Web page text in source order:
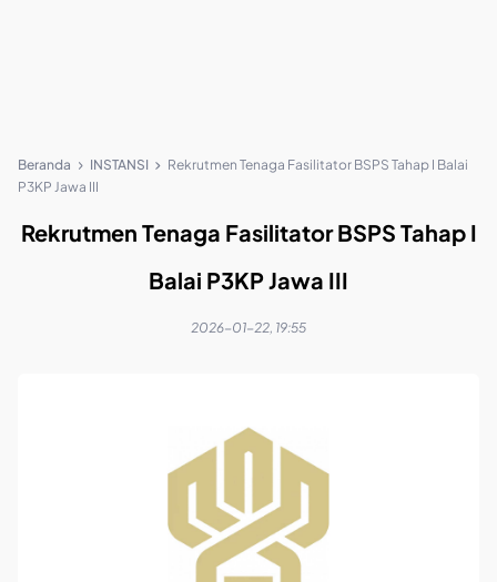
Beranda INSTANSI
Rekrutmen Tenaga Fasilitator BSPS Tahap I Balai
P3KP Jawa III
Rekrutmen Tenaga Fasilitator BSPS Tahap I
Balai P3KP Jawa III
2026-01-22, 19:55